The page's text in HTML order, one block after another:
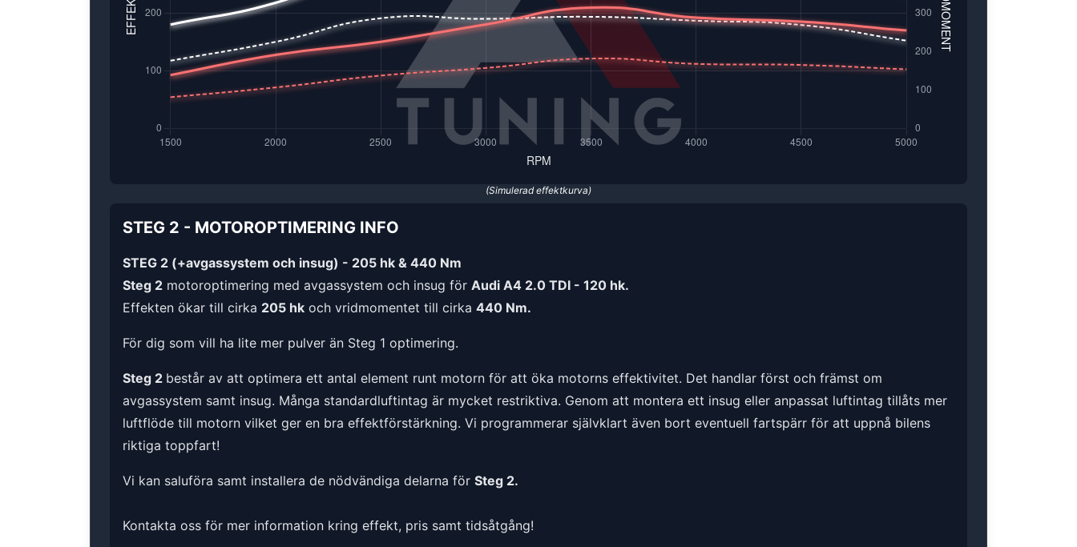
(Simulerad effektkurva)
STEG 2 - MOTOROPTIMERING INFO
STEG 2 (+avgassystem och insug) - 205 hk & 440 Nm
Steg 2 motoroptimering med avgassystem och insug för Audi A4 2.0 TDI - 120 hk.
Effekten ökar till cirka 205 hk och vridmomentet till cirka 440 Nm.
För dig som vill ha lite mer pulver än Steg 1 optimering.
Steg 2 består av att optimera ett antal element runt motorn för att öka motorns effektivitet. Det handlar först och främst om
avgassystem samt insug. Många standardluftintag är mycket restriktiva. Genom att montera ett insug eller anpassat luftintag tillåts mer
luftflöde till motorn vilket ger en bra effektförstärkning. Vi programmerar självklart även bort eventuell fartspärr för att uppnå bilens
riktiga toppfart!
Vi kan saluföra samt installera de nödvändiga delarna för Steg 2.
Kontakta oss för mer information kring effekt, pris samt tidsåtgång!